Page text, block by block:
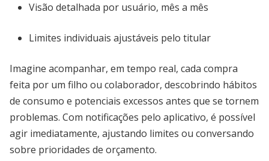
Visão detalhada por usuário, mês a mês
Limites individuais ajustáveis pelo titular
Imagine acompanhar, em tempo real, cada compra
feita por um filho ou colaborador, descobrindo hábitos
de consumo e potenciais excessos antes que se tornem
problemas. Com notificações pelo aplicativo, é possível
agir imediatamente, ajustando limites ou conversando
sobre prioridades de orçamento.